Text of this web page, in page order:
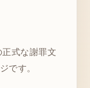
式な謝罪文
です。